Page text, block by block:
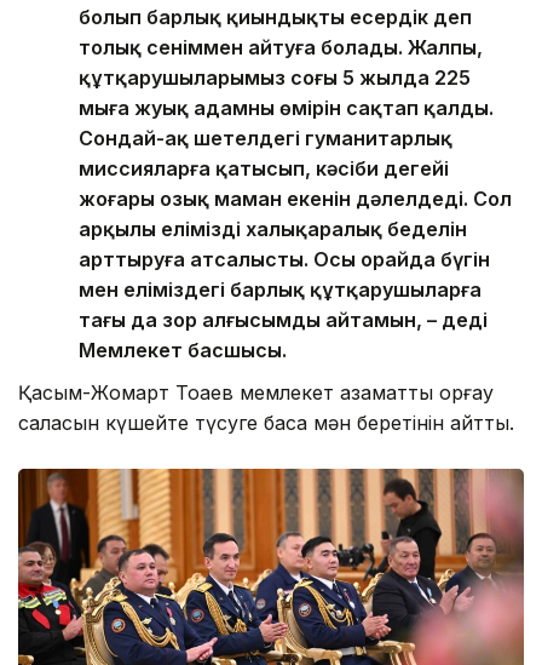
болып барлық қиындықты еңсердік деп
толық сеніммен айтуға болады. Жалпы,
құтқарушыларымыз соңғы 5 жылда 225
мыңға жуық адамның өмірін сақтап қалды.
Сондай-ақ шетелдегі гуманитарлық
миссияларға қатысып, кәсіби деңгейі
жоғары озық маман екенін дәлелдеді. Сол
арқылы еліміздің халықаралық беделін
арттыруға атсалысты. Осы орайда бүгін
мен еліміздегі барлық құтқарушыларға
тағы да зор алғысымды айтамын, – деді
Мемлекет басшысы.
Қасым-Жомарт Тоқаев мемлекет азаматтық қорғау
саласын күшейте түсуге баса мән беретінін айтты.